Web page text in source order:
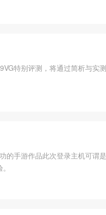
特别评测，将通过简析与实
的手游作品此次登录主机可谓